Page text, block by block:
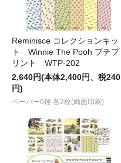
Reminisce コレクションキッ
ト Winnie The Pooh プチプ
リント WTP-202
2,640円(本体2,400円、税240
円)
ペーパー6種 各2枚(両面印刷)